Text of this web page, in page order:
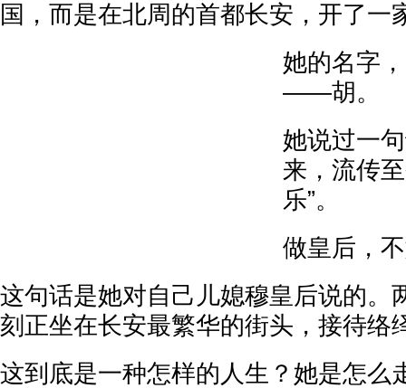
国，而是在北周的首都长安，开了一
她的名字
——胡。
她说过一
来，流传
乐”。
做皇后，
这句话是她对自己儿媳穆皇后说的。
刻正坐在长安最繁华的街头，接待络
这到底是一种怎样的人生？她是怎么